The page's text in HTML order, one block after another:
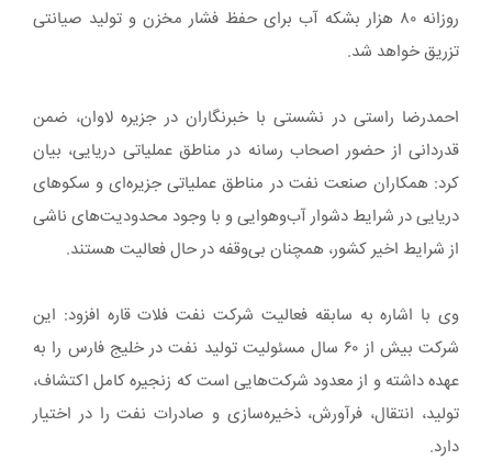
روزانه ۸۰ هزار بشکه آب برای حفظ فشار مخزن و تولید صیانتی
تزریق خواهد شد.
احمدرضا راستی در نشستی با خبرنگاران در جزیره لاوان، ضمن
قدردانی از حضور اصحاب رسانه در مناطق عملیاتی دریایی، بیان
کرد: همکاران صنعت نفت در مناطق عملیاتی جزیره‌ای و سکوهای
دریایی در شرایط دشوار آب‌وهوایی و با وجود محدودیت‌های ناشی
از شرایط اخیر کشور، همچنان بی‌وقفه در حال فعالیت هستند.
وی با اشاره به سابقه فعالیت شرکت نفت فلات قاره افزود: این
شرکت بیش از ۶۰ سال مسئولیت تولید نفت در خلیج فارس را به‌
عهده داشته و از معدود شرکت‌هایی است که زنجیره کامل اکتشاف،
تولید، انتقال، فرآورش، ذخیره‌سازی و صادرات نفت را در اختیار
دارد.